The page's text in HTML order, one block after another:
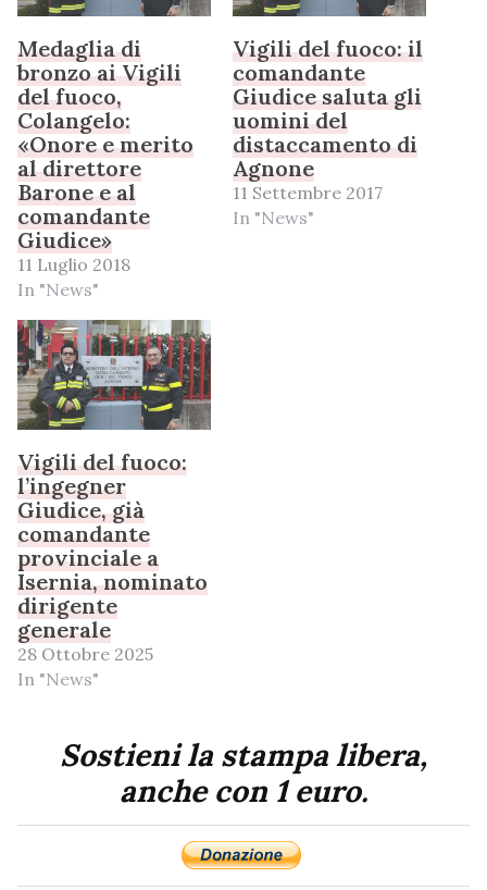
Medaglia di
bronzo ai Vigili
del fuoco,
Colangelo:
«Onore e merito
al direttore
Barone e al
comandante
Giudice»
11 Luglio 2018
In "News"
Vigili del fuoco: il
comandante
Giudice saluta gli
uomini del
distaccamento di
Agnone
11 Settembre 2017
In "News"
Vigili del fuoco:
l’ingegner
Giudice, già
comandante
provinciale a
Isernia, nominato
dirigente
generale
28 Ottobre 2025
In "News"
Sostieni la stampa libera,
anche con 1 euro.